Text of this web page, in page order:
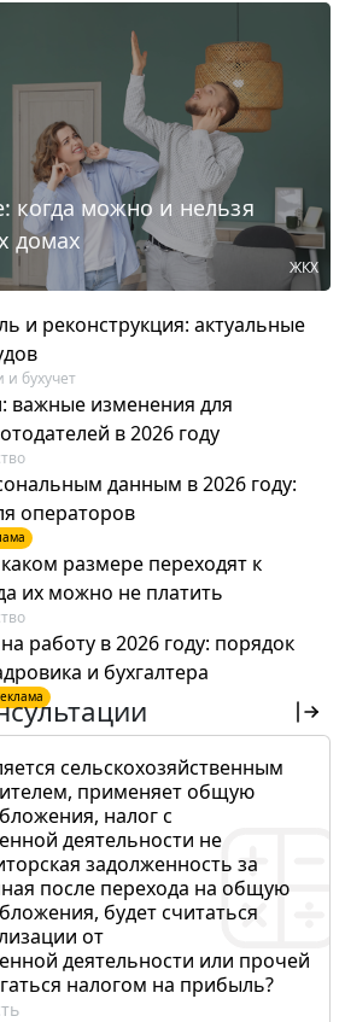
когда можно и нельзя
домах
ЖКХ
и реконструкция: актуальные
и бухучет
важные изменения для
в 2026 году
данным в 2026 году:
операторов
размере переходят к
их можно не платить
работу в 2026 году: порядок
и бухгалтера
сельскохозяйственным
применяет общую
налог с
деятельности не
задолженность за
после перехода на общую
будет считаться
от
деятельности или прочей
налогом на прибыль?